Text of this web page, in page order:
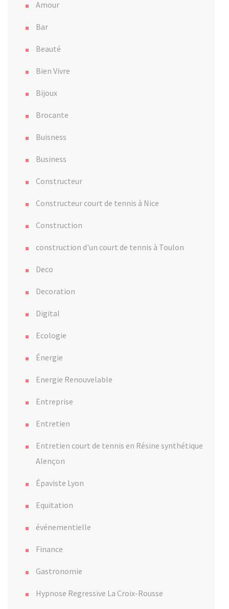
Amour
Bar
Beauté
Bien Vivre
Bijoux
Brocante
Buisness
Business
Constructeur
Constructeur court de tennis à Nice
Construction
construction d'un court de tennis à Toulon
Deco
Decoration
Digital
Ecologie
Énergie
Energie Renouvelable
Entreprise
Entretien
Entretien court de tennis en Résine synthétique
Alençon
Épaviste Lyon
Equitation
événementielle
Finance
Gastronomie
Hypnose Regressive La Croix-Rousse